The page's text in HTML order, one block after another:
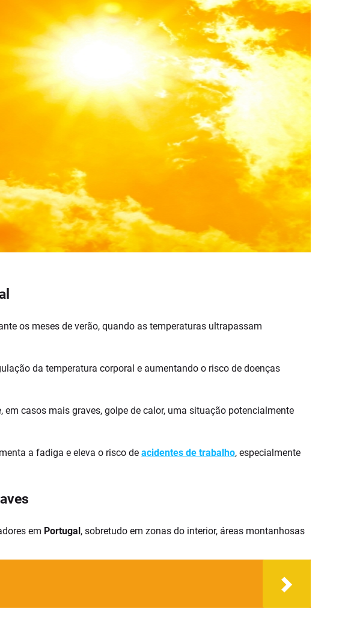
os meses de verão, quando as temperaturas ultrapassam
da temperatura corporal e aumentando o risco de doenças
casos mais graves, golpe de calor, uma situação potencialmente
a fadiga e eleva o risco deacidentes de trabalho, especialmente
em Portugal, sobretudo em zonas do interior, áreas montanhosas